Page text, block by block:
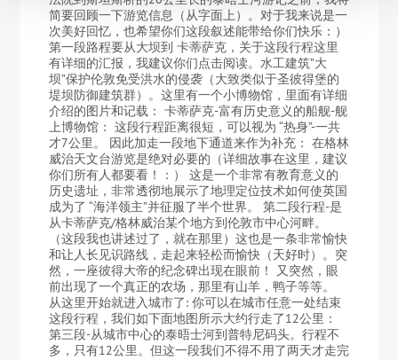
简要回顾一下游览信息（从字面上）。对于我来说是一
次美好回忆，也希望你们这段叙述能带给你们快乐：）
第一段路程要从大坝到 卡蒂萨克，关于这段行程这里
有详细的汇报，我建议你们点击阅读。水工建筑”大
坝”保护伦敦免受洪水的侵袭（大致类似于圣彼得堡的
堤坝防御建筑群）。这里有一个小博物馆，里面有详细
介绍的图片和记载： 卡蒂萨克-富有历史意义的船舰-舰
上博物馆： 这段行程距离很短，可以视为 “热身”-一共
才7公里。 因此加走一段地下通道来作为补充： 在格林
威治天文台游览是绝对必要的（详细故事在这里，建议
你们所有人都要看！：） 这是一个非常有教育意义的
历史遗址，非常透彻地展示了地理定位技术如何使英国
成为了 “海洋领主”并征服了半个世界。 第二段行程-是
从卡蒂萨克/格林威治某个地方到伦敦市中心河畔。
（这段我也讲述过了，就在那里）这也是一条非常愉快
和让人长见识路线，走起来轻松而愉快（天好时）。突
然，一座彼得大帝的纪念碑出现在眼前！ 又突然，眼
前出现了一个真正的农场，那里有山羊，鸭子等等。
从这里开始就进入城市了: 你可以在城市任意一处结束
这段行程，我们如下面地图所示大约行走了12公里：
第三段-从城市中心的泰晤士河到普特尼码头。行程不
多，只有12公里。但这一段我们不得不用了两天才走完